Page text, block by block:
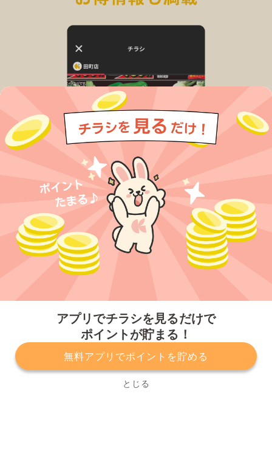
アプリでチラシを見るだけで
ポイントが貯まる！
無料アプリでポイントを貯める
とじる
プライバシーポリシー 利用規約
運営会社
サービスに関してのお問い合わせ